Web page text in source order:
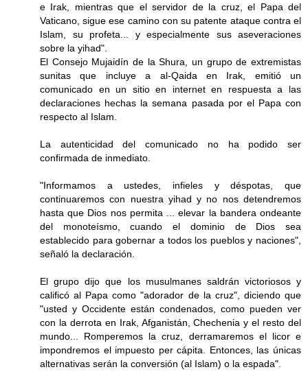
e Irak, mientras que el servidor de la cruz, el Papa del
Vaticano, sigue ese camino con su patente ataque contra el
Islam, su profeta... y especialmente sus aseveraciones
sobre la yihad".
El Consejo Mujaidín de la Shura, un grupo de extremistas
sunitas que incluye a al-Qaida en Irak, emitió un
comunicado en un sitio en internet en respuesta a las
declaraciones hechas la semana pasada por el Papa con
respecto al Islam.
La autenticidad del comunicado no ha podido ser
confirmada de inmediato.
"Informamos a ustedes, infieles y déspotas, que
continuaremos con nuestra yihad y no nos detendremos
hasta que Dios nos permita ... elevar la bandera ondeante
del monoteísmo, cuando el dominio de Dios sea
establecido para gobernar a todos los pueblos y naciones",
señaló la declaración.
El grupo dijo que los musulmanes saldrán victoriosos y
calificó al Papa como "adorador de la cruz", diciendo que
"usted y Occidente están condenados, como pueden ver
con la derrota en Irak, Afganistán, Chechenia y el resto del
mundo... Romperemos la cruz, derramaremos el licor e
impondremos el impuesto per cápita. Entonces, las únicas
alternativas serán la conversión (al Islam) o la espada".